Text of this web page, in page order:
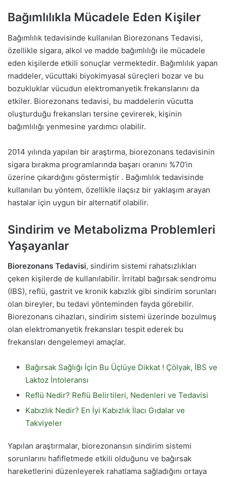
Bağımlılıkla Mücadele Eden Kişiler
Bağımlılık tedavisinde kullanılan Biorezonans Tedavisi,
özellikle sigara, alkol ve madde bağımlılığı ile mücadele
eden kişilerde etkili sonuçlar vermektedir. Bağımlılık yapan
maddeler, vücuttaki biyokimyasal süreçleri bozar ve bu
bozukluklar vücudun elektromanyetik frekanslarını da
etkiler. Biorezonans tedavisi, bu maddelerin vücutta
oluşturduğu frekansları tersine çevirerek, kişinin
bağımlılığı yenmesine yardımcı olabilir.
2014 yılında yapılan bir araştırma, biorezonans tedavisinin
sigara bırakma programlarında başarı oranını %70’in
üzerine çıkardığını göstermiştir . Bağımlılık tedavisinde
kullanılan bu yöntem, özellikle ilaçsız bir yaklaşım arayan
hastalar için uygun bir alternatif olabilir.
Sindirim ve Metabolizma Problemleri
Yaşayanlar
Biorezonans Tedavisi, sindirim sistemi rahatsızlıkları
çeken kişilerde de kullanılabilir. İrritabl bağırsak sendromu
(IBS), reflü, gastrit ve kronik kabızlık gibi sindirim sorunları
olan bireyler, bu tedavi yönteminden fayda görebilir.
Biorezonans cihazları, sindirim sistemi üzerinde bozulmuş
olan elektromanyetik frekansları tespit ederek bu
frekansları dengelemeyi amaçlar.
Bağırsak Sağlığı İçin Bu Üçlüye Dikkat ! Çölyak, İBS ve
Laktoz İntoleransı
Reflü Nedir? Reflü Belirtileri, Nedenleri ve Tedavisi
Kabızlık Nedir? En İyi Kabızlık İlacı Gıdalar ve
Takviyeler
Yapılan araştırmalar, biorezonansın sindirim sistemi
sorunlarını hafifletmede etkili olduğunu ve bağırsak
hareketlerini düzenleyerek rahatlama sağladığını ortaya